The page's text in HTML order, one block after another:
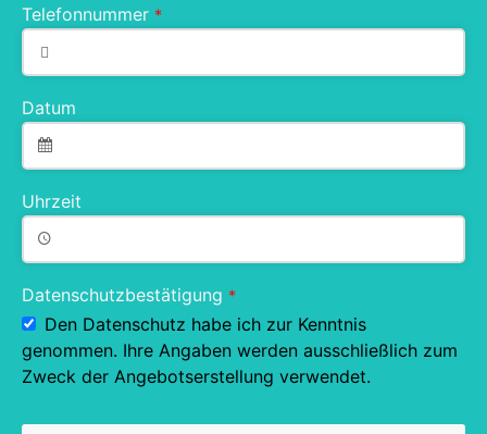
Telefonnummer *
Datum
Uhrzeit
Datenschutzbestätigung *
Den Datenschutz habe ich zur Kenntnis
genommen. Ihre Angaben werden ausschließlich zum
Zweck der Angebotserstellung verwendet.